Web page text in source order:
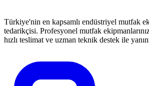
Türkiye'nin en kapsamlı endüstriyel mutfak
tedarikçisi. Profesyonel mutfak
hızlı teslimat ve uzman teknik destek ile